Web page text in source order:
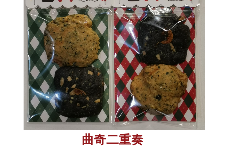
曲奇二重奏